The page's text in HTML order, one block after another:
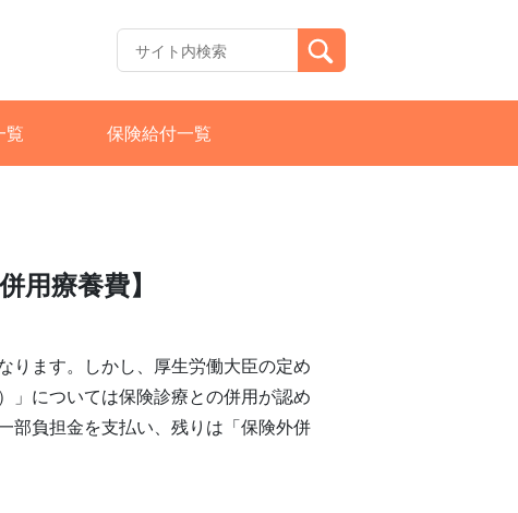
覧 保険給付一覧
療養費】
ります。しかし、厚生労働大臣の定め
」については保険診療との併用が認め
部負担金を支払い、残りは「保険外併